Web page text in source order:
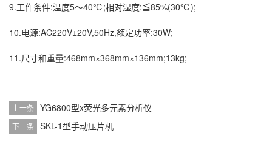
9.工作条件:温度5～40℃;相对湿度:≦85%(30℃);
10.电源:AC220V±20V,50Hz,额定功率:30W;
11.尺寸和重量:468mm×368mm×136mm;13kg;
上一条 YG6800型x荧光多元素分析仪
下一条 SKL-1型手动压片机